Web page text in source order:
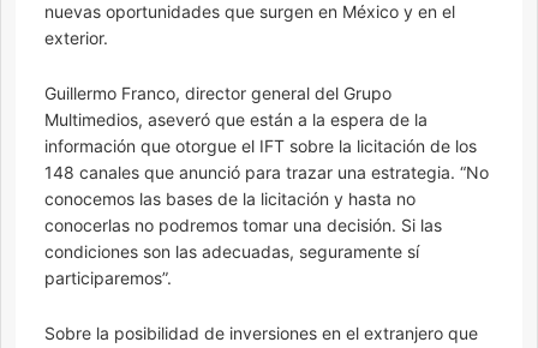
nuevas oportunidades que surgen en México y en el
exterior.
Guillermo Franco, director general del Grupo
Multimedios, aseveró que están a la espera de la
información que otorgue el IFT sobre la licitación de los
148 canales que anunció para trazar una estrategia. “No
conocemos las bases de la licitación y hasta no
conocerlas no podremos tomar una decisión. Si las
condiciones son las adecuadas, seguramente sí
participaremos”.
Sobre la posibilidad de inversiones en el extranjero que